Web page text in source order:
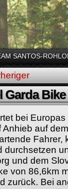
SANTOS-
Garda
bei
Anhieb auf
Fahrer,
durchsetzen
und dem
von 86,6km
zurück. Bei